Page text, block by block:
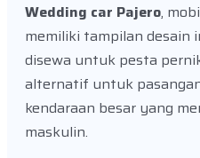
Wedding car Pajero,
memiliki tampilan desain
disewa untuk pesta
alternatif untuk
kendaraan besar yang
maskulin.